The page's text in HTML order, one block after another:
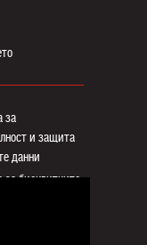
за
и защита
данни
за бисквитките